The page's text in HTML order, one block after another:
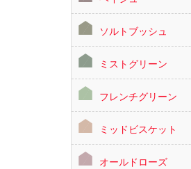
ソルトブッシュ
ミストグリーン
フレンチグリーン
ミッドビスケット
オールドローズ